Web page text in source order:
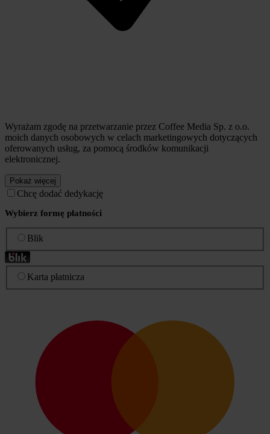
Wyrażam zgodę na przetwarzanie przez Coffee Media Sp. z o.o.
moich danych osobowych w celach marketingowych dotyczących
oferowanych usług, za pomocą środków komunikacji
elektronicznej.
Pokaż więcej
Chcę dodać dedykację
Wybierz formę płatności
Blik
Karta płatnicza